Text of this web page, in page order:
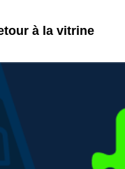
à la vitrine